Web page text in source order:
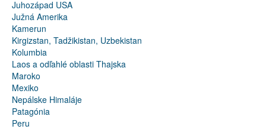
Juhozápad USA
Južná Amerika
Kamerun
Kirgizstan, Tadžikistan, Uzbekistan
Kolumbia
Laos a odľahlé oblasti Thajska
Maroko
Mexiko
Nepálske Himaláje
Patagónia
Peru